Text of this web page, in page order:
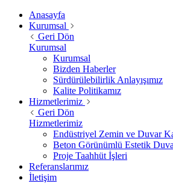
Anasayfa
Kurumsal
Geri Dön
Kurumsal
Kurumsal
Bizden Haberler
Sürdürülebilirlik Anlayışımız
Kalite Politikamız
Hizmetlerimiz
Geri Dön
Hizmetlerimiz
Endüstriyel Zemin ve Duvar
Beton Görünümlü Estetik
Proje Taahhüt İşleri
Referanslarımız
İletişim